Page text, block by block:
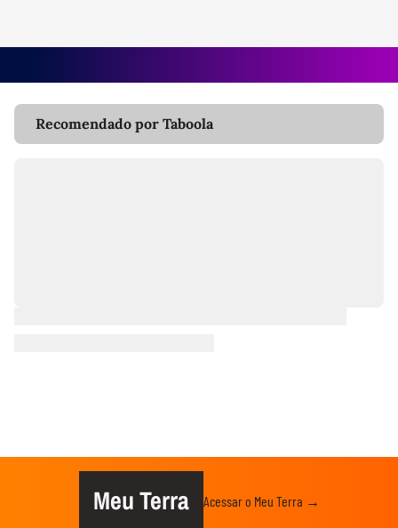
Recomendado por Taboola
Meu Terra Acessar o Meu Terra →